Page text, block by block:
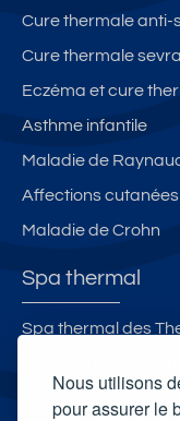
Nous utilisons
pour assurer le
Cure thermale anti-
Cure thermale
Eczéma et cure
Asthme infantile
Maladie de
Affections
Maladie de Crohn
Spa thermal
Spa thermal des